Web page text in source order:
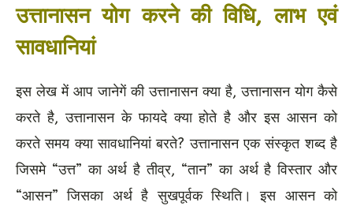
उत्तानासन योग करने की विधि, लाभ एवं
सावधानियां
इस लेख में आप जानेगें की उत्तानासन क्या है, उत्तानासन योग कैसे
करते है, उत्तानासन के फायदे क्या होते है और इस आसन को
करते समय क्या सावधानियां बरते? उत्तानासन एक संस्कृत शब्द है
जिसमे “उत्त” का अर्थ है तीव्र, “तान” का अर्थ है विस्तार और
“आसन” जिसका अर्थ है सुखपूर्वक स्थिति। इस आसन को